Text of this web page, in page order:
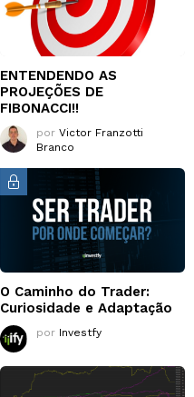
ENTENDENDO AS
PROJEÇÕES DE
FIBONACCI!!
por Victor Franzotti
Branco
O Caminho do Trader:
Curiosidade e Adaptação
por Investfy